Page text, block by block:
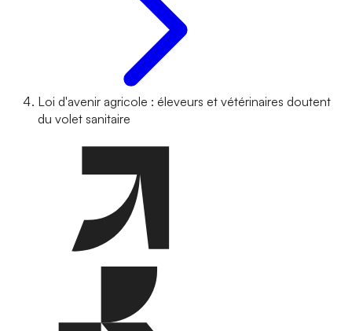
Loi d'avenir agricole : éleveurs et vétérinaires doutent
du volet sanitaire